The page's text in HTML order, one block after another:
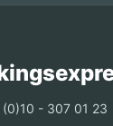
- 307 01 23